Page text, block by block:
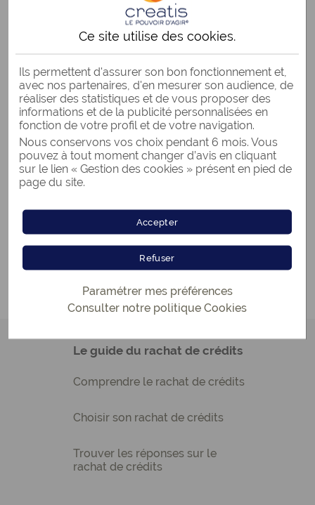
A lire également
Le rachat de crédits : pour qui ?
Le rachat de crédits par profil
Comment obtenir son rachat de crédits ?
Retour aux articles
UN CRÉDIT VOUS ENGAGE ET DOIT ÊTRE
REMBOURSÉ.
VÉRIFIEZ VOS CAPACITÉS DE
REMBOURSEMENT AVANT DE VOUS
Le guide du rachat de crédits
Comprendre le rachat de crédits
Choisir son rachat de crédits
Trouver les réponses sur le
rachat de crédits
Ce site utilise des cookies.
Ils permettent d'assurer son bon fonctionnement et,
avec nos partenaires, d'en mesurer son audience, de
réaliser des statistiques et de vous proposer des
informations et de la publicité personnalisées en
fonction de votre profil et de votre navigation.
Nous conservons vos choix pendant 6 mois. Vous
pouvez à tout moment changer d’avis en cliquant
sur le lien « Gestion des cookies » présent en pied de
page du site.
Accepter
Refuser
Paramétrer mes préférences
Consulter notre politique Cookies